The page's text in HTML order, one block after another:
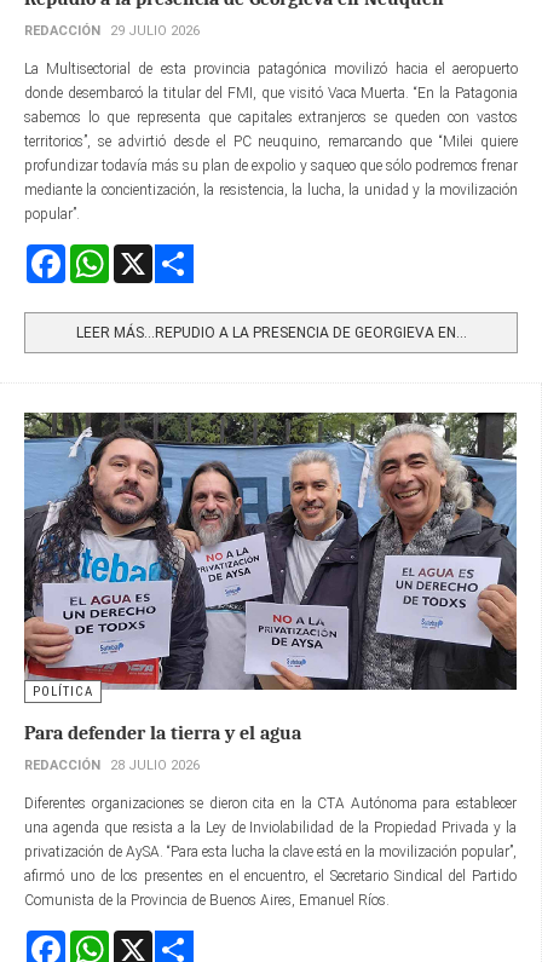
REDACCIÓN 29 JULIO 2026
La Multisectorial de esta provincia patagónica movilizó hacia el aeropuerto
donde desembarcó la titular del FMI, que visitó Vaca Muerta. “En la Patagonia
sabemos lo que representa que capitales extranjeros se queden con vastos
territorios”, se advirtió desde el PC neuquino, remarcando que “Milei quiere
profundizar todavía más su plan de expolio y saqueo que sólo podremos frenar
mediante la concientización, la resistencia, la lucha, la unidad y la movilización
popular”.
FacebookWhatsApp
LEER MÁS…REPUDIO A LA PRESENCIA DE GEORGIEVA EN...
POLÍTICA
Para defender la tierra y el agua
REDACCIÓN 28 JULIO 2026
Diferentes organizaciones se dieron cita en la CTA Autónoma para establecer
una agenda que resista a la Ley de Inviolabilidad de la Propiedad Privada y la
privatización de AySA. “Para esta lucha la clave está en la movilización popular”,
afirmó uno de los presentes en el encuentro, el Secretario Sindical del Partido
Comunista de la Provincia de Buenos Aires, Emanuel Ríos.
FacebookWhatsApp